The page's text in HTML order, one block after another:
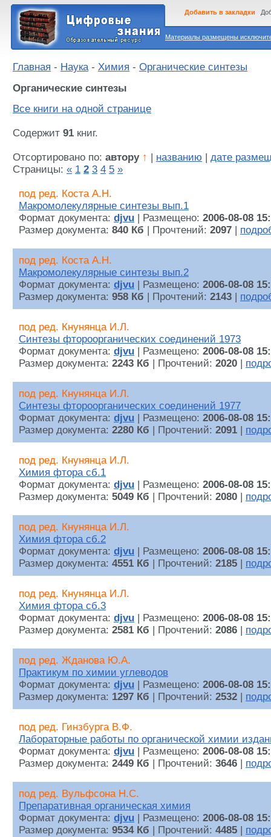
Материалы размещены
Добавить в закладки
Главная - Наука- Химия - Органические синтезы
Органические синтезы
Все книги на одной странице
Содержит 91 книг.
Отсортировано по: автору ↑ названию
дате
Страницы: « 1 2 3 4 5 »
под ред. Коста А.Н.
Макромолекулярные синтезы вып.1
Формат документа: djvu | Размещено: 2006-08-08
Размер документа: 840 Кб | Прочтений: 2097
под ред. Коста А.Н.
Макромолекулярные синтезы вып.2
Формат документа: djvu | Размещено: 2006-08-08
Размер документа: 958 Кб | Прочтений: 2143
под ред. Кнунянца И.Л.
Синтезы фтороорганических соединений 1973
Формат документа: djvu | Размещено: 2006-08-08
Размер документа: 2243 Кб | Прочтений: 2020
под ред. Кнунянца И.Л.
Синтезы фтороорганических соединений 1977
Формат документа: djvu | Размещено: 2006-08-08
Размер документа: 2280 Кб | Прочтений: 2091
под ред. Кнунянца И.Л.
Химия фтора сб.1
Формат документа: djvu | Размещено: 2006-08-08
Размер документа: 5049 Кб | Прочтений: 2080
под ред. Кнунянца И.Л.
Химия фтора сб.2
Формат документа: djvu | Размещено: 2006-08-08
Размер документа: 4551 Кб | Прочтений: 2185
под ред. Кнунянца И.Л.
Химия фтора сб.3
Формат документа: djvu | Размещено: 2006-08-08
Размер документа: 2581 Кб | Прочтений: 2086
под ред. Жданова Ю.А.
Практикум по химии углеводов
Формат документа: djvu | Размещено: 2006-08-08
Размер документа: 1297 Кб | Прочтений: 2532
под ред. Гинзбурга В.Ф.
Лабораторные работы по органической химии
Формат документа: djvu | Размещено: 2006-08-08
Размер документа: 2449 Кб | Прочтений: 3646
под ред. Вульфсона Н.С.
Препаративная органическая химия
Формат документа: djvu | Размещено: 2006-08-08
Размер документа: 9534 Кб | Прочтений: 4485